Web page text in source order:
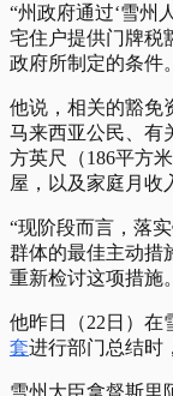
“州政府通过‘雪州
宅住户提供门牌税
政府所制定的条件
他说，相关的豁免
马来西亚公民、有
方英尺（186平方
屋，以及家庭月收
“现阶段而言，落
群体的最佳主动措
重新检讨这项措施
他昨日（22日）在
套进行部门总结时
雪州大臣拿督斯里